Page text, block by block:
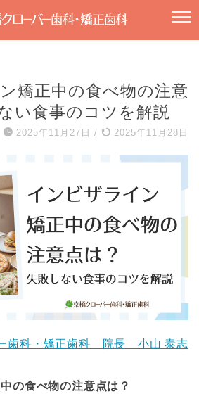
矯正中の食べ物の注意
い食事のコツを解説
2025年11月27日 / 2025年11月28日
歯科・矯正歯科 院長 小山 泰志
の食べ物の注意点は？